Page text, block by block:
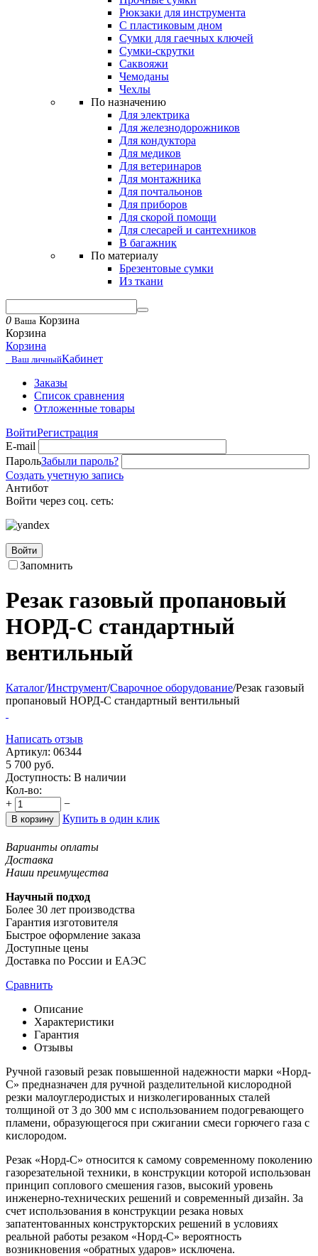
Рюкзаки для инструмента
С пластиковым дном
Сумки для гаечных ключей
Сумки-скрутки
Саквояжи
Чемоданы
Чехлы
По назначению
Для электрика
Для железнодорожников
Для кондуктора
Для медиков
Для ветеринаров
Для монтажника
Для почтальонов
Для приборов
Для скорой помощи
Для слесарей и сантехников
В багажник
По материалу
Брезентовые сумки
Из ткани
0 Ваша Корзина
Корзина
Корзина
Ваш личныйКабинет
Заказы
Список сравнения
Отложенные товары
ВойтиРегистрация
E-mail
ПарольЗабыли пароль?
Создать учетную запись
Антибот
Войти через соц. сеть:
Войти
Запомнить
Резак газовый пропановый
НОРД-С стандартный
вентильный
Каталог/Инструмент/Сварочное оборудование/Резак газовый
пропановый НОРД-С стандартный вентильный
Написать отзыв
Артикул: 06344
5 700 руб.
Доступность: В наличии
Кол-во:
+
−
В корзину Купить в один клик
Варианты оплаты
Доставка
Наши преимущества
Научный подход
Более 30 лет производства
Гарантия изготовителя
Быстрое оформление заказа
Доступные цены
Доставка по России и ЕАЭС
Сравнить
Описание
Характеристики
Гарантия
Отзывы
Ручной газовый резак повышенной надежности марки «Норд-
С» предназначен для ручной разделительной кислородной
резки малоуглеродистых и низколегированных сталей
толщиной от 3 до 300 мм с использованием подогревающего
пламени, образующегося при сжигании смеси горючего газа с
кислородом.
Резак «Норд-С» относится к самому современному поколению
газорезательной техники, в конструкции которой использован
принцип соплового смешения газов, высокий уровень
инженерно-технических решений и современный дизайн. За
счет использования в конструкции резака новых
запатентованных конструкторских решений в условиях
реальной работы резаком «Норд-С» вероятность
возникновения «обратных ударов» исключена.